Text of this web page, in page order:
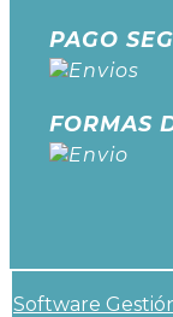
PAGO
FORMAS
Software